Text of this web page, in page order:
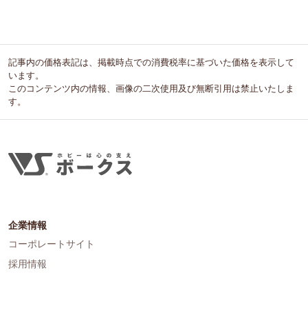
記事内の価格表記は、掲載時点での消費税率に基づいた価格を表示して
います。
このコンテンツ内の情報、画像の二次使用及び無断引用は禁止いたしま
す。
企業情報
コーポレートサイト
採用情報